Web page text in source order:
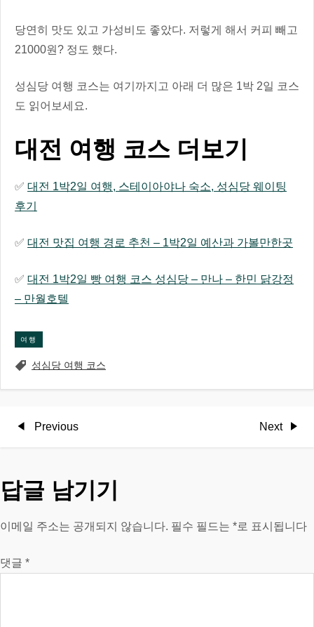
당연히 맛도 있고 가성비도 좋았다. 저렇게 해서 커피 빼고
21000원? 정도 했다.
성심당 여행 코스는 여기까지고 아래 더 많은 1박 2일 코스
도 읽어보세요.
대전 여행 코스 더보기
✅ 대전 1박2일 여행, 스테이아야나 숙소, 성심당 웨이팅
후기
✅ 대전 맛집 여행 경로 추천 – 1박2일 예산과 가볼만한곳
✅ 대전 1박2일 빵 여행 코스 성심당 – 만나 – 한민 닭강정
– 만월호텔
여행
성심당 여행 코스
글
색
Previous
Previous
Next
Next
답글 남기기
이메일 주소는 공개되지 않습니다. 필수 필드는 *로 표시됩니다
댓글 *